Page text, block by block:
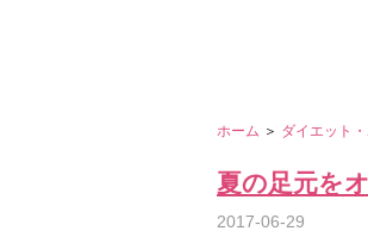
ホーム ＞ ダイエット
夏の足元を
2017-06-29